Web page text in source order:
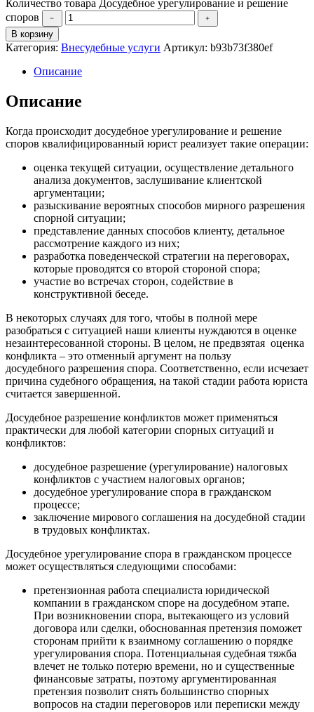
Количество товара Досудебное урегулирование и решение
споров
﹣
﹢
В корзину
Категория: Внесудебные услуги Артикул: b93b73f380ef
Описание
Описание
Когда происходит досудебное урегулирование и решение
споров квалифицированный юрист реализует такие операции:
оценка текущей ситуации, осуществление детального
анализа документов, заслушивание клиентской
аргументации;
разыскивание вероятных способов мирного разрешения
спорной ситуации;
представление данных способов клиенту, детальное
рассмотрение каждого из них;
разработка поведенческой стратегии на переговорах,
которые проводятся со второй стороной спора;
участие во встречах сторон, содействие в
конструктивной беседе.
В некоторых случаях для того, чтобы в полной мере
разобраться с ситуацией наши клиенты нуждаются в оценке
незаинтересованной стороны. В целом, не предвзятая оценка
конфликта – это отменный аргумент на пользу
досудебного разрешения спора. Соответственно, если исчезает
причина судебного обращения, на такой стадии работа юриста
считается завершенной.
Досудебное разрешение конфликтов может применяться
практически для любой категории спорных ситуаций и
конфликтов:
досудебное разрешение (урегулирование) налоговых
конфликтов с участием налоговых органов;
досудебное урегулирование спора в гражданском
процессе;
заключение мирового соглашения на досудебной стадии
в трудовых конфликтах.
Досудебное урегулирование спора в гражданском процессе
может осуществляться следующими способами:
претензионная работа специалиста юридической
компании в гражданском споре на досудебном этапе.
При возникновении спора, вытекающего из условий
договора или сделки, обоснованная претензия поможет
сторонам прийти к взаимному соглашению о порядке
урегулирования спора. Потенциальная судебная тяжба
влечет не только потерю времени, но и существенные
финансовые затраты, поэтому аргументированная
претензия позволит снять большинство спорных
вопросов на стадии переговоров или переписки между